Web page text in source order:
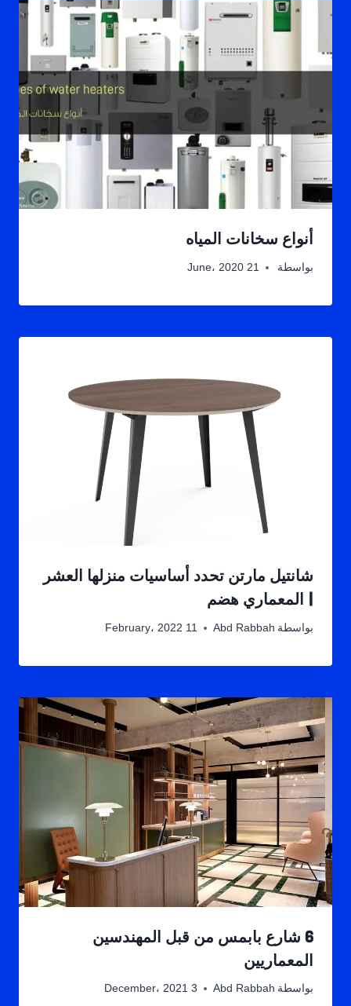
أنواع سخانات المياه
بواسطة 21 June، 2020
شانتيل مارتن تحدد أساسيات منزلها العشر
| المعماري هضم
بواسطة Abd Rabbah 11 February، 2022
6 شارع بابمس من قبل المهندسين
المعماريين
بواسطة Abd Rabbah 3 December، 2021